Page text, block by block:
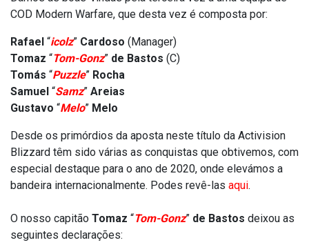
COD Modern Warfare, que desta vez é composta por:
Rafael “icolz” Cardoso (Manager)
Tomaz “Tom-Gonz” de Bastos (C)
Tomás “Puzzle” Rocha
Samuel “Samz” Areias
Gustavo “Melo” Melo
Desde os primórdios da aposta neste título da Activision
Blizzard têm sido várias as conquistas que obtivemos, com
especial destaque para o ano de 2020, onde elevámos a
bandeira internacionalmente. Podes revê-las aqui.
O nosso capitão Tomaz “Tom-Gonz” de Bastos deixou as
seguintes declarações: